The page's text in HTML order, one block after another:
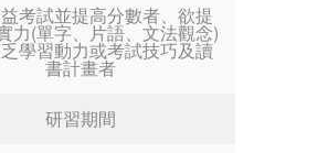
考試並提高分數者、欲提
力(單字、片語、文法觀念)
學習動力或考試技巧及讀
書計畫者
研習期間